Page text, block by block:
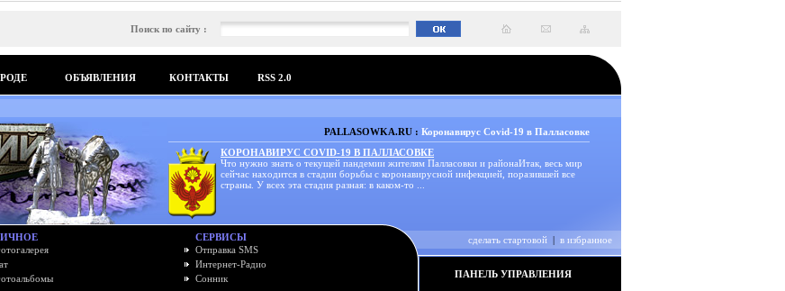
Поиск по сайту :
ОБЪЯВЛЕНИЯ КОНТАКТЫ RSS 2.0
PALLASOWKA.RU : Коронавирус Covid-19 в Палласовке
КОРОНАВИРУС COVID-19 В ПАЛЛАСОВКЕ
Что нужно знать о текущей пандемии жителям Палласовки и районаИтак, весь мир
сейчас находится в стадии борьбы с коронавирусной инфекцией, поразившей все
страны. У всех эта стадия разная: в каком-то ...
СЕРВИСЫ
Отправка SMS
Интернет-Радио
Сонник
сделать стартовой | в избранное
ПАНЕЛЬ УПРАВЛЕНИЯ